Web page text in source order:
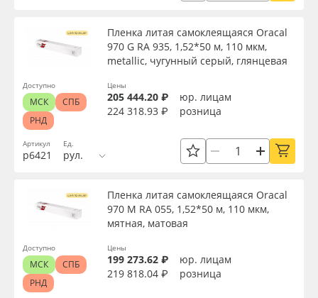
Orajet 3640
Плёнка монтажная Oratape
ПЭТ листовой
ПЭТ бэклит
Баннер
Заготовки для сувениров
Страна происхождения
Производитель
Торговая марка
Серия
Назначение
Особые свойства
Артикул
р6421
Пленка литая самоклеящаяся Oracal
970 G RA 935, 1,52*50 м, 110 мкм,
metallic, чугунный серый, глянцевая
Ед.
рул.
Цены
205 444.20 ₽
юр. лицам
224 318.93 ₽
розница
Доступно
МСК
СПБ
РНД
Пленка литая самоклеящаяся Oracal
970 M RA 055, 1,52*50 м, 110 мкм,
мятная, матовая
Цены
199 273.62 ₽
юр. лицам
219 818.04 ₽
розница
Доступно
МСК
СПБ
РНД